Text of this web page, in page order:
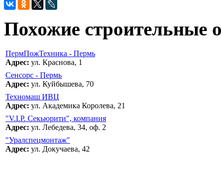
Похожие строительные
ПермПожТехника - Пермь
Адрес: ул. Краснова, 1
Сенсорс - Пермь
Адрес: ул. Куйбышева, 70
Техномаш ИВЦ
Адрес: ул. Академика Королева, 21
"V.I.P. Секьюрити", компания
Адрес: ул. Лебедева, 34, оф. 2
"Уралспецмонтаж"
Адрес: ул. Докучаева, 42